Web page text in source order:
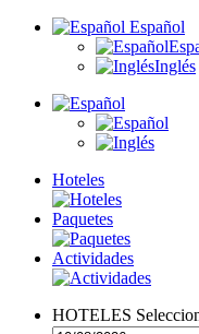
Español
Inglés
Hoteles
Paquetes
Actividades
HOTELES